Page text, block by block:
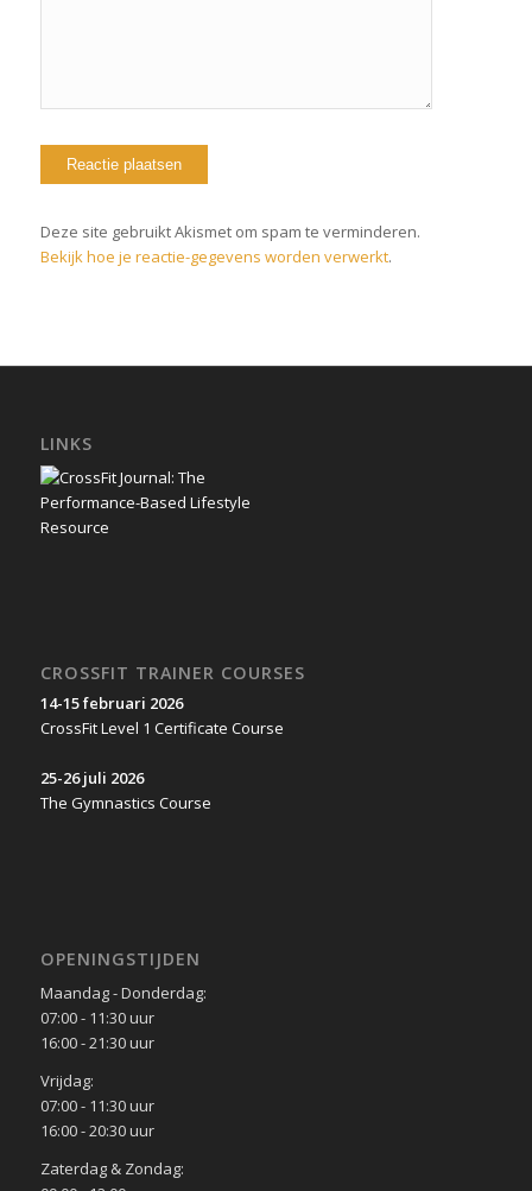
Deze site gebruikt Akismet om spam te verminderen.
Bekijk hoe je reactie-gegevens worden verwerkt.
LINKS
CROSSFIT TRAINER COURSES
14-15 februari 2026
CrossFit Level 1 Certificate Course
25-26 juli 2026
The Gymnastics Course
OPENINGSTIJDEN
Maandag - Donderdag:
07:00 - 11:30 uur
16:00 - 21:30 uur
Vrijdag:
07:00 - 11:30 uur
16:00 - 20:30 uur
Zaterdag & Zondag: